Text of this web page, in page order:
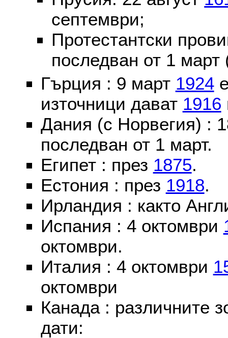
септември;
Протестантски
последван от 1 март
Гърция : 9 март 1924е
източници дават 1916
Дания (с Норвегия) :
последван от 1 март.
Египет : през 1875.
Естония : през 1918.
Ирландия : както
Испания : 4 октомври
октомври.
Италия : 4 октомври
октомври
Канада : различните
дати: